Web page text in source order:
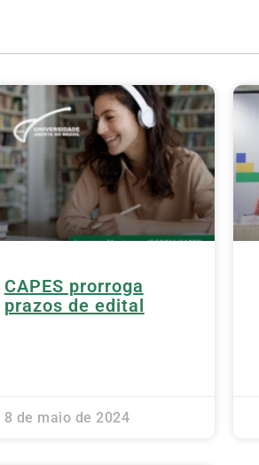
CAPES prorroga
prazos de edital
8 de maio de 2024